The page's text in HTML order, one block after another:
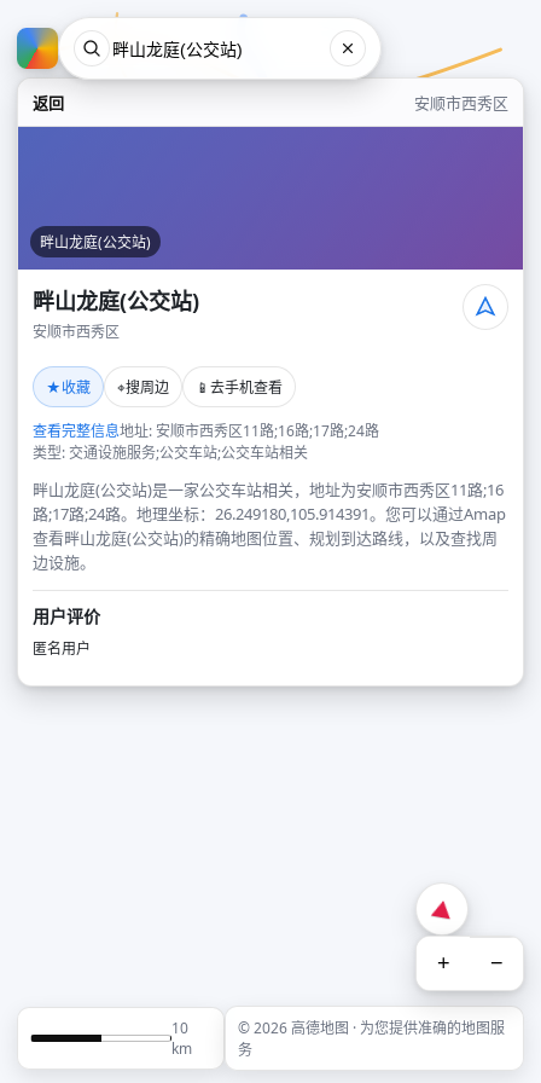
返回 安顺市西秀区
畔山龙庭(公交站)
畔山龙庭(公交站)
安顺市西秀区
★收藏 ⌖搜周边 📱 去手机查看
查看完整信息地址: 安顺市西秀区11路;16路;17路;24路
类型: 交通设施服务;公交车站;公交车站相关
畔山龙庭(公交站)是一家公交车站相关，地址为安顺市西秀区11路;16
路;17路;24路。地理坐标：26.249180,105.914391。您可以通过Amap
查看畔山龙庭(公交站)的精确地图位置、规划到达路线，以及查找周
边设施。
用户评价
匿名用户
+ −
10
km
© 2026 高德地图 · 为您提供准确的地图服
务